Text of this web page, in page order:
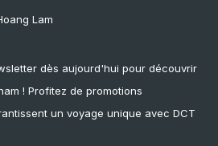
Lam
dès aujourd'hui pour découvrir
! Profitez de promotions
un voyage unique avec DCT